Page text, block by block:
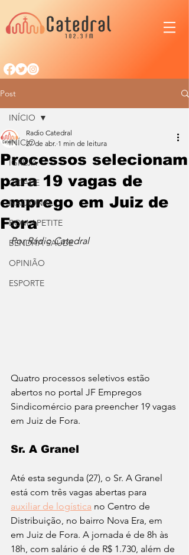
Post
INÍCIO
IGREJA
CIDADE
NACIONAL
BOM APETITE
BENDITA SAÚDE
OPINIÃO
ESPORTE
INÍCIO
Processos selecionam
para 19 vagas de
emprego em Juiz de
Fora
Radio Catedral
27 de abr. 1 min de leitura
Por Rádio Catedral
Quatro processos seletivos estão
abertos no portal JF Empregos
Sindicomércio para preencher 19 vagas
em Juiz de Fora.
Sr. A Granel
Até esta segunda (27), o Sr. A Granel
está com três vagas abertas para
auxiliar de logística no Centro de
Distribuição, no bairro Nova Era, em
em Juiz de Fora. A jornada é de 8h às
18h, com salário é de R$ 1.730, além de